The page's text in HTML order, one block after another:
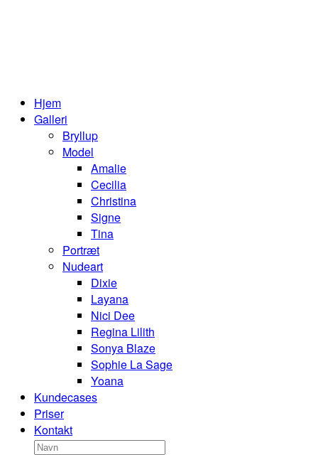
Hjem
Galleri
Bryllup
Model
Amalie
Cecilia
Christina
Signe
Tina
Portræt
Nudeart
Dixie
Layana
Nici Dee
Regina Lilith
Sonya Blaze
Sophie La Sage
Yoana
Kundecases
Priser
Kontakt